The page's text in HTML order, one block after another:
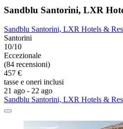
Sandblu Santorini, LXR
Sandblu Santorini, LXR Hotels &
Santorini
10/10
Eccezionale
(84 recensioni)
457 €
tasse e oneri inclusi
21 ago - 22 ago
Sandblu Santorini, LXR Hotels &